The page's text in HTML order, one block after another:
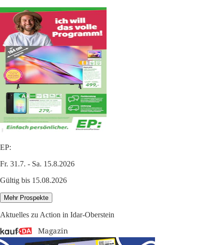
EP:
Fr. 31.7. - Sa. 15.8.2026
Gültig bis 15.08.2026
Mehr Prospekte
Aktuelles zu Action in Idar-Oberstein